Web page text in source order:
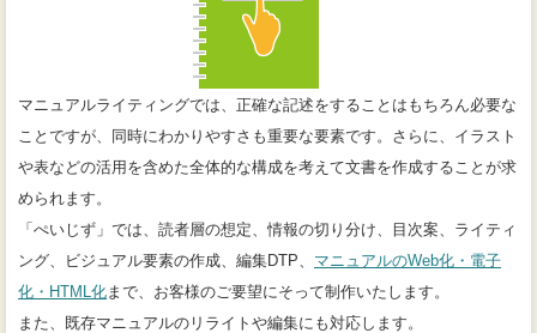
マニュアルライティングでは、正確な記述をすることはもちろん必要な
ことですが、同時にわかりやすさも重要な要素です。さらに、イラスト
や表などの活用を含めた全体的な構成を考えて文書を作成することが求
められます。
「ぺいじず」では、読者層の想定、情報の切り分け、目次案、ライティ
ング、ビジュアル要素の作成、編集DTP、 マニュアルのWeb化・電子
化・HTML化まで、お客様のご要望にそって制作いたします。
また、既存マニュアルのリライトや編集にも対応します。